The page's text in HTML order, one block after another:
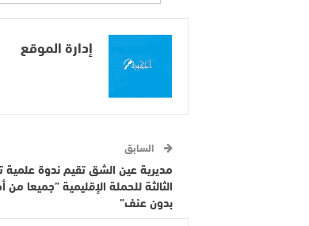
إدارة الموقع
السابق
مديرية عين الشق تقيم ندوة علمية
الثالثة للحملة الإقليمية ”جميعا
بدون عنف”